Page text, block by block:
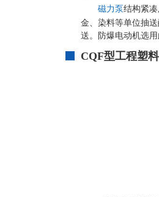
磁力泵结构紧
金、染料等单位抽
送。防爆电动机选
CQF型工程塑